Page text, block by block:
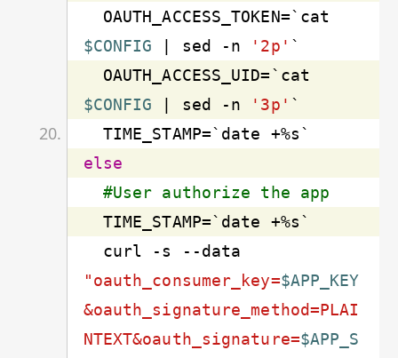
$CONFIG | sed -n '2p'
$CONFIG | sed -n '3p'
else
#User authorize the app
  curl
-s
"oauth_consumer_key=$APP_KEY
&oauth_signature_method=PLAI
NTEXT&oauth_signature=$APP_S